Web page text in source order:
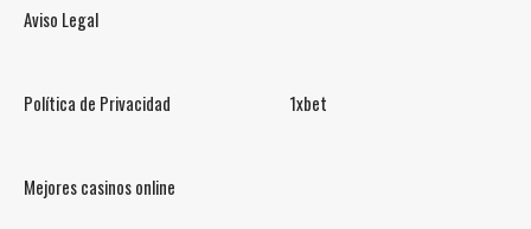
Aviso Legal
Política de Privacidad 1xbet
Mejores casinos online